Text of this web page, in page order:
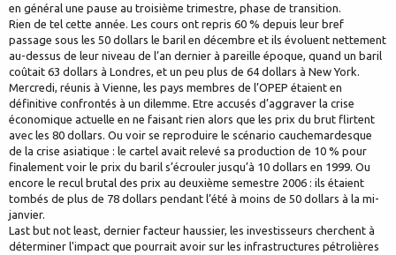
en général une pause au troisième trimestre, phase de transition.
Rien de tel cette année. Les cours ont repris 60 % depuis leur bref
passage sous les 50 dollars le baril en décembre et ils évoluent nettement
au-dessus de leur niveau de l’an dernier à pareille époque, quand un baril
coûtait 63 dollars à Londres, et un peu plus de 64 dollars à New York.
Mercredi, réunis à Vienne, les pays membres de l’OPEP étaient en
définitive confrontés à un dilemme. Etre accusés d’aggraver la crise
économique actuelle en ne faisant rien alors que les prix du brut flirtent
avec les 80 dollars. Ou voir se reproduire le scénario cauchemardesque
de la crise asiatique : le cartel avait relevé sa production de 10 % pour
finalement voir le prix du baril s’écrouler jusqu’à 10 dollars en 1999. Ou
encore le recul brutal des prix au deuxième semestre 2006 : ils étaient
tombés de plus de 78 dollars pendant l’été à moins de 50 dollars à la mi-
janvier.
Last but not least, dernier facteur haussier, les investisseurs cherchent à
déterminer l'impact que pourrait avoir sur les infrastructures pétrolières